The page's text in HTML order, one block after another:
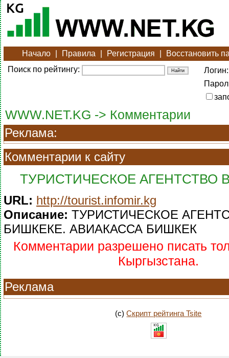
Начало Правила Регистрация
Восстановить
Поиск по рейтингу:
Логин:
WWW.NET.KG -> Комментарии
Реклама:
Комментарии к сайту
ТУРИСТИЧЕСКОЕ АГЕНТСТВО
URL: http://tourist.infomir.kg
Описание: ТУРИСТИЧЕСКОЕ
БИШКЕКЕ. АВИАКАССА БИШКЕК
Комментарии разрешено писать
Кыргызстана.
Реклама
(c)Скрипт рейтинга Tsite